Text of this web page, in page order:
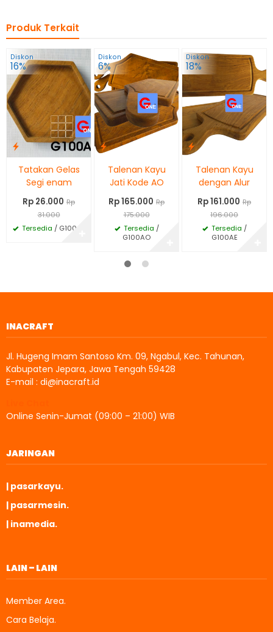
Produk Terkait
Diskon
16%
Tatakan Gelas
Segi enam
Rp 26.000 Rp
31.000
Tersedia / G100AL
Diskon
6%
Talenan Kayu
Jati Kode AO
Rp 165.000 Rp
175.000
Tersedia /
G100AO
Diskon
18%
Talenan Kayu
dengan Alur
Rp 161.000 Rp
196.000
Tersedia /
G100AE
INACRAFT
Jl. Hugeng Imam Santoso Km. 09, Ngabul, Kec. Tahunan,
Kabupaten Jepara, Jawa Tengah 59428
E-mail : di@inacraft.id
Online Senin-Jumat (09:00 – 21:00) WIB
JARINGAN
| pasarkayu.
| pasarmesin.
| inamedia.
LAIN – LAIN
Member Area.
Cara Belaja.